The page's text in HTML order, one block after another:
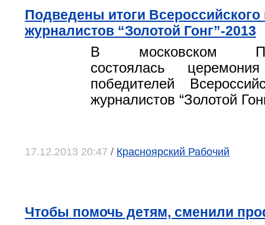
Подведены итоги Всероссийского
журналистов “Золотой Гонг”-2013
В московском
состоялась
победителей
журналистов “Золотой
17.12.2013 20:47 / Красноярский Рабочий
Чтобы помочь детям, сменили